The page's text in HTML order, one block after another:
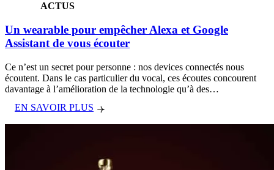
ACTUS
Un wearable pour empêcher Alexa et Google
Assistant de vous écouter
Ce n’est un secret pour personne : nos devices connectés nous
écoutent. Dans le cas particulier du vocal, ces écoutes concourent
davantage à l’amélioration de la technologie qu’à des…
EN SAVOIR PLUS